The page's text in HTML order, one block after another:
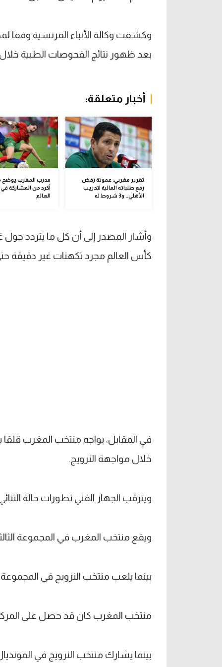
وكشفت وكالة الأنباء الفرنسية وفقا
بعد ظهور نتائج الفحوصات الطبية خلال
أخبار متعلقة:
تقرير مغربي: عموتة رفض
رفع طلباته المالية لتدريب
الأهلي.. و3 شروط له
مدرب المغرب
أكرد من المشاركة
العالم
كأس العالم مجرد تكهنات غير دقيقة
في المقابل، يواجه منتخب المغرب
خلال مواجهة النرويج.
ويترقب الجهاز الفني تطورات حالة
ويقع منتخب المغرب في المجموعة
بينما يلعب منتخب النرويج في
منتخب المغرب كان قد حصل على
بينما يشارك منتخب النرويج في